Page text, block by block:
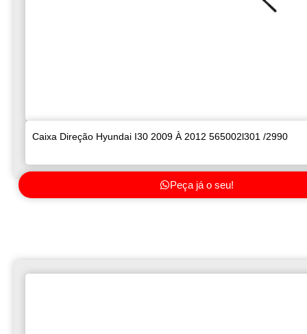
Caixa Direção Hyundai I30 2009 À 2012 565002l301 /2990
Peça já o seu!